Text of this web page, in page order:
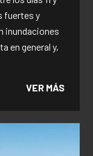
fuertes y
inundaciones
en general y,
VER MÁS